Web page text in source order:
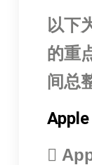
以下
的重
间总
